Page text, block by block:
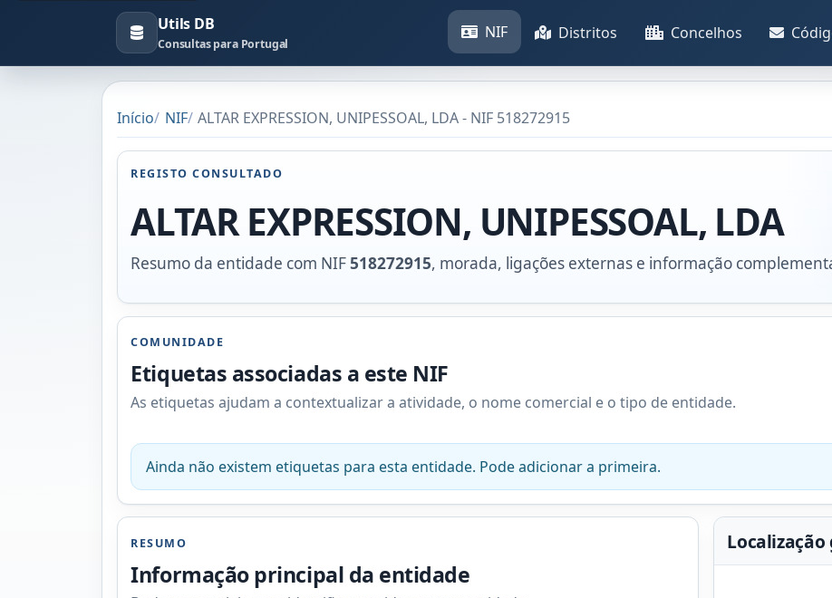
Utils DB
Consultas para Portugal
NIF Distritos Concelhos
Início NIF ALTAR EXPRESSION, UNIPESSOAL, LDA - NIF 518272915
REGISTO CONSULTADO
ALTAR EXPRESSION, UNIPESSOAL, LDA
Resumo da entidade com NIF518272915, morada, ligações externas e informação
COMUNIDADE
Etiquetas associadas a este NIF
As etiquetas ajudam a contextualizar a atividade, o nome comercial e o tipo de entidade.
Ainda não existem etiquetas para esta entidade. Pode adicionar a primeira.
RESUMO
Informação principal da entidade